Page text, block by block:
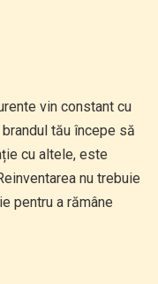
vin constant cu
tău începe să
cu altele, este
nu trebuie
pentru a rămâne